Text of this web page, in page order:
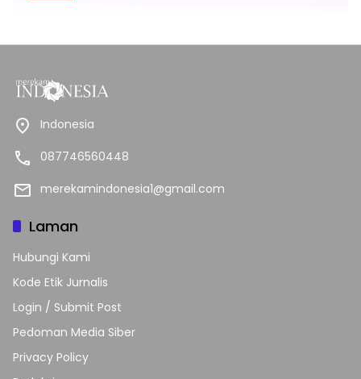
Indonesia
087746560448
merekamindonesia1@gmail.com
Laman
Hubungi Kami
Kode Etik Jurnalis
Login / Submit Post
Pedoman Media Siber
Privacy Policy